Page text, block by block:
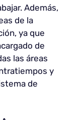
Además,
de la
ya que
de
las áreas
y
de